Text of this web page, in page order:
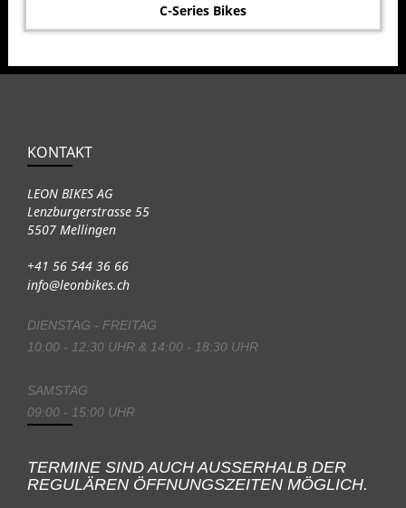
C-Series Bikes
KONTAKT
LEON BIKES AG
Lenzburgerstrasse 55
5507 Mellingen
+41 56 544 36 66
info@leonbikes.ch
DIENSTAG - FREITAG
10:00 - 12:30 UHR & 14:00 - 18:30 UHR
SAMSTAG
09:00 - 15:00 UHR
TERMINE SIND AUCH AUSSERHALB DER
REGULÄREN ÖFFNUNGSZEITEN MÖGLICH.